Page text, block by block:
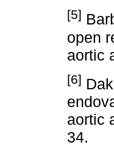
[5]
open
aortic
[6]
aortic
34.